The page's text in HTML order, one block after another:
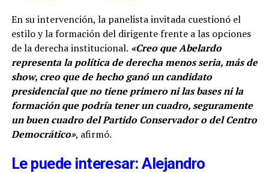
En su intervención, la panelista invitada cuestionó el
estilo y la formación del dirigente frente a las opciones
de la derecha institucional. «Creo que Abelardo
representa la política de derecha menos seria, más de
show, creo que de hecho ganó un candidato
presidencial que no tiene primero ni las bases ni la
formación que podría tener un cuadro, seguramente
un buen cuadro del Partido Conservador o del Centro
Democrático», afirmó.
Le puede interesar: Alejandro